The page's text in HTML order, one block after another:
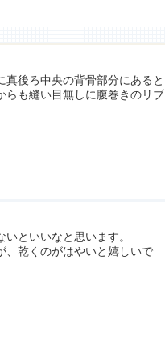
後ろ中央の背骨部分にあると
らも縫い目無しに腹巻きのリブ
といいなと思います。
、乾くのがはやいと嬉しいで